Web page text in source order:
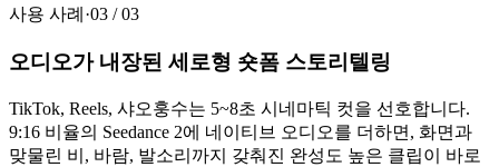
사용 사례 ·03 /03
오디오가 내장된 세로형 숏폼 스토리텔링
TikTok, Reels, 샤오훙수는 5~8초 시네마틱 컷을 선호합니다.
9:16 비율의 Seedance 2에 네이티브 오디오를 더하면, 화면과
맞물린 비, 바람, 발소리까지 갖춰진 완성도 높은 클립이 바로